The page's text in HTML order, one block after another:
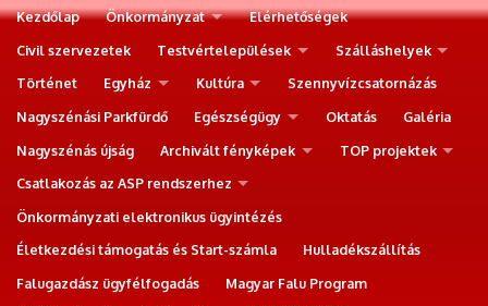
Kezdőlap Önkormányzat
Elérhetőségek
Civil szervezetek
Testvértelepülések
Szálláshelyek
Történet
Egyház Kultúra
Szennyvízcsatornázás
Nagyszénási Parkfürdő
Egészségügy Oktatás
Galéria
Nagyszénás újság
Archivált fényképek
TOP projektek
Csatlakozás az ASP rendszerhez
Önkormányzati elektronikus ügyintézés
Életkezdési támogatás és Start-számla
Hulladékszállítás
Falugazdász ügyfélfogadás
Magyar Falu Program